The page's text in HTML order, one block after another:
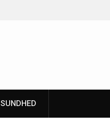
Sådan forbedrer CO2
SUNDHED